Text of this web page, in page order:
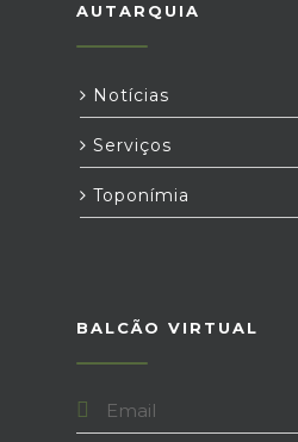
AUTARQUIA
Notícias
Serviços
Toponímia
BALCÃO VIRTUAL